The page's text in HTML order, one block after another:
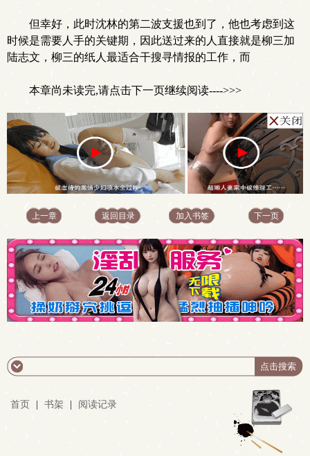
但幸好，此时沈林的第二波支援也到了，他也考虑到这
时候是需要人手的关键期，因此送过来的人直接就是柳三加
陆志文，柳三的纸人最适合干搜寻情报的工作，而
本章尚未读完,请点击下一页继续阅读---->>>
上一章 返回目录 加入书签 下一页
首页 书架 阅读记录